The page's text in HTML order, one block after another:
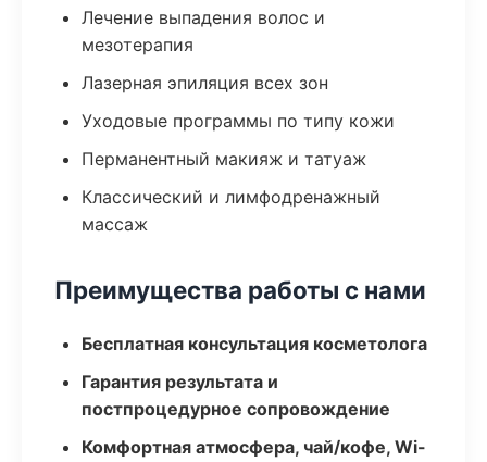
Лечение выпадения волос и
мезотерапия
Лазерная эпиляция всех зон
Уходовые программы по типу кожи
Перманентный макияж и татуаж
Классический и лимфодренажный
массаж
Преимущества работы с нами
Бесплатная консультация косметолога
Гарантия результата и
постпроцедурное сопровождение
Комфортная атмосфера, чай/кофе, Wi-